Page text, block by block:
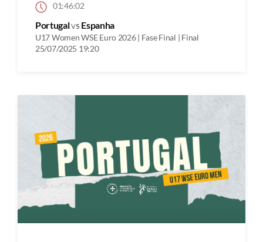
01:46:02
Portugalvs Espanha
U17 Women WSE Euro 2026 | Fase Final | Final
25/07/2025 19:20